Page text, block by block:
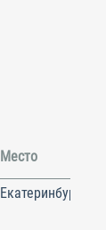
Место
Екатеринбург